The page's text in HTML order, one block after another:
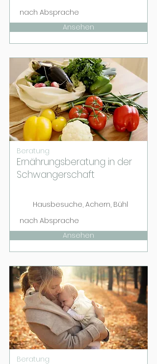
nach Absprache
Ansehen
Beratung
Ernährungsberatung in der
Schwangerschaft
Hausbesuche, Achern, Bühl
nach Absprache
Ansehen
Beratung